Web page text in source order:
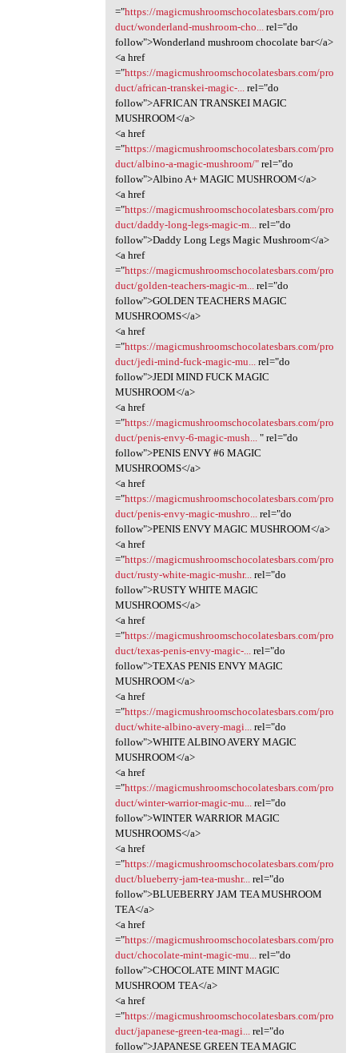
="https://magicmushroomschocolatesbars.com/pro
duct/wonderland-mushroom-cho...
rel="do
follow">Wonderland mushroom chocolate bar</a>
<a href
="https://magicmushroomschocolatesbars.com/pro
duct/african-transkei-magic-...
rel="do
follow">AFRICAN TRANSKEI MAGIC
MUSHROOM</a>
<a href
="https://magicmushroomschocolatesbars.com/pro
duct/albino-a-magic-mushroom/"rel="do
follow">Albino A+ MAGIC MUSHROOM</a>
<a href
="https://magicmushroomschocolatesbars.com/pro
duct/daddy-long-legs-magic-m...
rel="do
follow">Daddy Long Legs Magic Mushroom</a>
<a href
="https://magicmushroomschocolatesbars.com/pro
duct/golden-teachers-magic-m...
rel="do
follow">GOLDEN TEACHERS MAGIC
MUSHROOMS</a>
<a href
="https://magicmushroomschocolatesbars.com/pro
duct/jedi-mind-fuck-magic-mu...
rel="do
follow">JEDI MIND FUCK MAGIC
MUSHROOM</a>
<a href
="https://magicmushroomschocolatesbars.com/pro
duct/penis-envy-6-magic-mush...
" rel="do
follow">PENIS ENVY #6 MAGIC
MUSHROOMS</a>
<a href
="https://magicmushroomschocolatesbars.com/pro
duct/penis-envy-magic-mushro...
rel="do
follow">PENIS ENVY MAGIC MUSHROOM</a>
<a href
="https://magicmushroomschocolatesbars.com/pro
duct/rusty-white-magic-mushr...
rel="do
follow">RUSTY WHITE MAGIC
MUSHROOMS</a>
<a href
="https://magicmushroomschocolatesbars.com/pro
duct/texas-penis-envy-magic-...
rel="do
follow">TEXAS PENIS ENVY MAGIC
MUSHROOM</a>
<a href
="https://magicmushroomschocolatesbars.com/pro
duct/white-albino-avery-magi...
rel="do
follow">WHITE ALBINO AVERY MAGIC
MUSHROOM</a>
<a href
="https://magicmushroomschocolatesbars.com/pro
duct/winter-warrior-magic-mu...
rel="do
follow">WINTER WARRIOR MAGIC
MUSHROOMS</a>
<a href
="https://magicmushroomschocolatesbars.com/pro
duct/blueberry-jam-tea-mushr...
rel="do
follow">BLUEBERRY JAM TEA MUSHROOM
TEA</a>
<a href
="https://magicmushroomschocolatesbars.com/pro
duct/chocolate-mint-magic-mu...
rel="do
follow">CHOCOLATE MINT MAGIC
MUSHROOM TEA</a>
<a href
="https://magicmushroomschocolatesbars.com/pro
duct/japanese-green-tea-magi...
rel="do
follow">JAPANESE GREEN TEA MAGIC